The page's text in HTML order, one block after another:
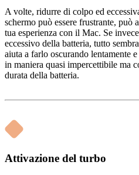
A volte, ridurre di colpo ed
schermo può essere frustrante, può
tua esperienza con il Mac. Se
eccessivo della batteria, tutto
aiuta a farlo oscurando lentamente
in maniera quasi impercettibile ma
durata della batteria.
Attivazione del turbo